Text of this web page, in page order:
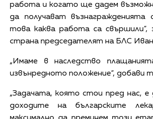
работа и когато ще дадем
да получават възнагражденията
това каква работа са свършили“,
страна председателят на БЛС
„Имаме в наследство
извънредното положение“, добави
„Задачата, която стои пред нас, е
доходите на българските